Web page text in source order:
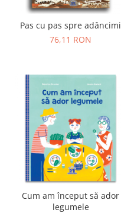
10 Ani
11 - 14 Ani
TOATE JOCURILE
Pas cu pas spre adâncimi
76,11 RON
Cum am început să ador
legumele